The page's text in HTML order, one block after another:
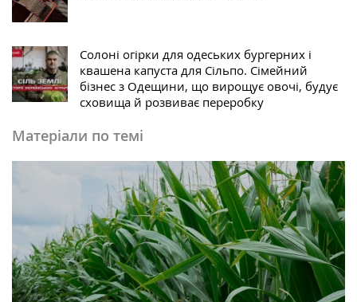
Солоні огірки для одеських бургерних і
квашена капуста для Сільпо. Cімейний
бізнес з Одещини, що вирощує овочі, будує
сховища й розвиває переробку
Матеріали по темі